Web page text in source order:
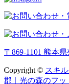
〒869-1101 熊本
Copyright © スキ
郡｜光の森のフッ